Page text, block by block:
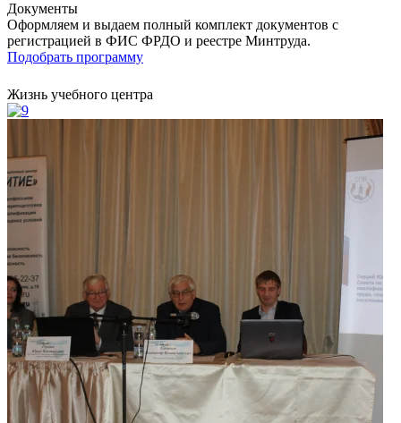
Документы
Оформляем и выдаем полный комплект документов с
регистрацией в ФИС ФРДО и реестре Минтруда.
Подобрать программу
Жизнь учебного центра